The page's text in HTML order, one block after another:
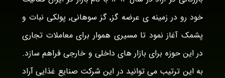
خود رو در زمینه ی عرضه گز٬ گز سوهانی٬ پولکی نبات و
پشمک آغاز نمود تا مسیری هموار برای معاملات تجاری
در این حوزه برای بازار های داخلی و خارجی فراهم سازد.
به این ترتیب می توانید در این شرکت صنایع غذایی آراد